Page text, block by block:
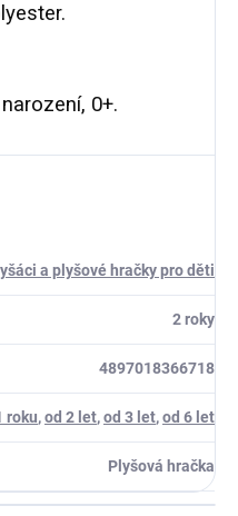
0+.
a plyšové hračky pro děti
2 roky
4897018366718
roku,od 2 let,od 3 let,od 6 let
Plyšová hračka